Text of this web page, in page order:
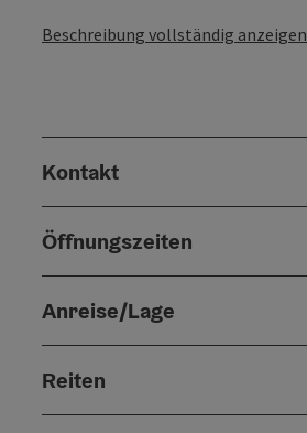
Beschreibung vollständig anzeigen
Kontakt
Öffnungszeiten
Anreise/Lage
Reiten